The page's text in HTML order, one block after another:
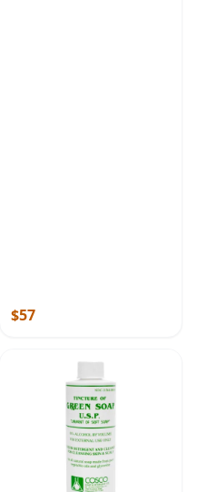
$57